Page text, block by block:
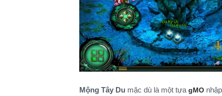
Mộng Tây Du mặc dù là một tựa gMO